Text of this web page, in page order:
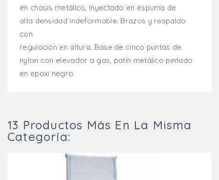
en chasis metálico, inyectado en espuma de
alta densidad indeformable. Brazos y respaldo
con
regulación en altura. Base de cinco puntas de
nylon con elevador a gas, patín metálico pintado
en epoxi negro.
13 Productos Más En La Misma
Categoría: